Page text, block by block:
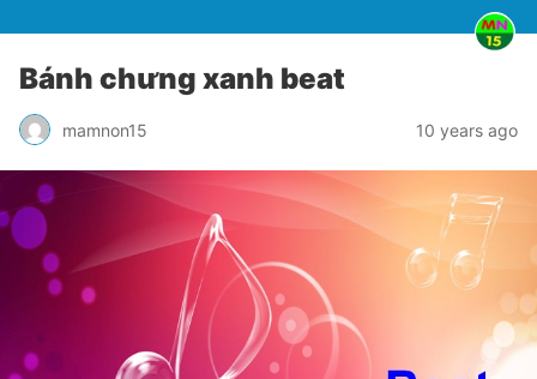
Bánh chưng xanh beat
mamnon15 10 years ago